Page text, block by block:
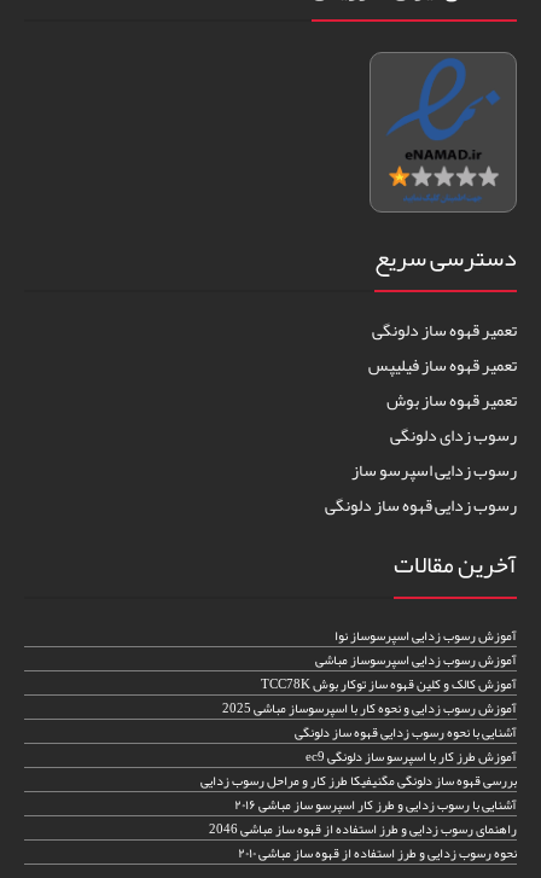
دسترسی سریع
تعمیر قهوه ساز دلونگی
تعمیر قهوه ساز فیلیپس
تعمیر قهوه ساز بوش
رسوب زدای دلونگی
رسوب زدایی اسپرسو ساز
رسوب زدایی قهوه ساز دلونگی
آخرین مقالات
آموزش رسوب زدایی اسپرسوساز نوا
آموزش رسوب زدایی اسپرسوساز مباشی
آموزش کالک و کلین قهوه ساز توکار بوش TCC78K
آموزش رسوب زدایی و نحوه کار با اسپرسوساز مباشی 2025
آشنایی با نحوه رسوب زدایی قهوه ساز دلونگی
آموزش طرز کار با اسپرسو ساز دلونگی ec9
بررسی قهوه ساز دلونگی مگنیفیکا طرز کار و مراحل رسوب زدایی
آشنایی با رسوب زدایی و طرز کار اسپرسو ساز مباشی ۲۰۱۶
راهنمای رسوب زدایی و طرز استفاده از قهوه ساز مباشی 2046
نحوه رسوب زدایی و طرز استفاده از قهوه ساز مباشی ۲۰۱۰